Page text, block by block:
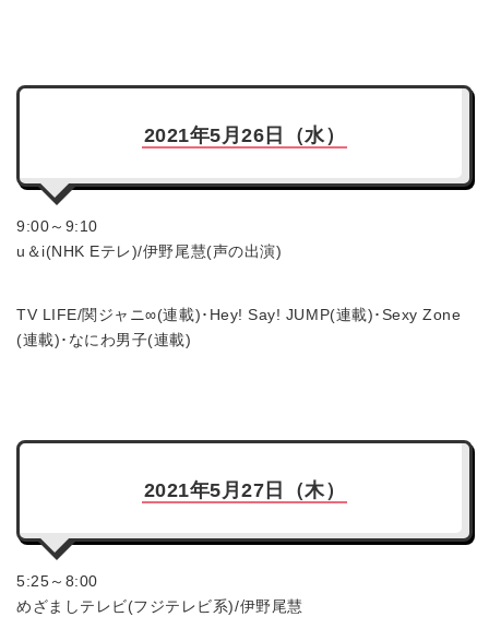
2021年5月26日（水）
9:00～9:10
u＆i(NHK Eテレ)/伊野尾慧(声の出演)
TV LIFE/関ジャニ∞(連載)･Hey! Say! JUMP(連載)･Sexy Zone
(連載)･なにわ男子(連載)
2021年5月27日（木）
5:25～8:00
めざましテレビ(フジテレビ系)/伊野尾慧